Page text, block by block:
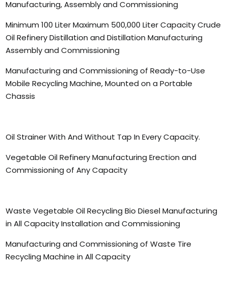
Manufacturing, Assembly and Commissioning
Minimum 100 Liter Maximum 500,000 Liter Capacity Crude
Oil Refinery Distillation and Distillation Manufacturing
Assembly and Commissioning
Manufacturing and Commissioning of Ready-to-Use
Mobile Recycling Machine, Mounted on a Portable
Chassis
Oil Strainer With And Without Tap In Every Capacity.
Vegetable Oil Refinery Manufacturing Erection and
Commissioning of Any Capacity
Waste Vegetable Oil Recycling Bio Diesel Manufacturing
in All Capacity Installation and Commissioning
Manufacturing and Commissioning of Waste Tire
Recycling Machine in All Capacity